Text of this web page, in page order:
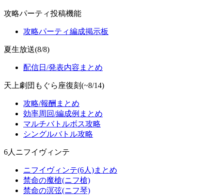
攻略パーティ投稿機能
攻略パーティ編成掲示板
夏生放送(8/8)
配信日/発表内容まとめ
天上劇団もぐら座復刻(~8/14)
攻略/報酬まとめ
効率周回/編成例まとめ
マルチバトルボス攻略
シングルバトル攻略
6人ニフイヴィンテ
ニフイヴィンテ(6人)まとめ
禁命の魔槍(ニフ槍)
禁命の溟弦(ニフ琴)